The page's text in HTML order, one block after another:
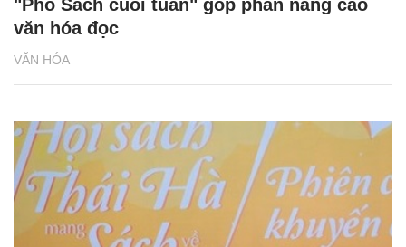
VĂN HÓA
"Phố Sách cuối tuần" góp phần nâng cao
văn hóa đọc